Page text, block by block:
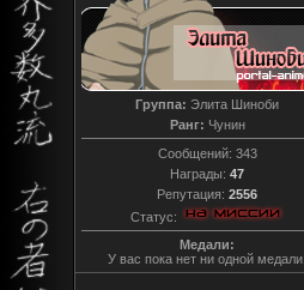
Группа: Элита Шиноби
Ранг: Чунин
Сообщений: 343
Награды: 47
Репутация: 2556
Статус:
Медали:
У вас пока нет ни одной медали.